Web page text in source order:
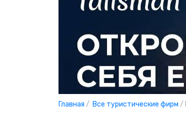
Главная / Все туристические фирм /